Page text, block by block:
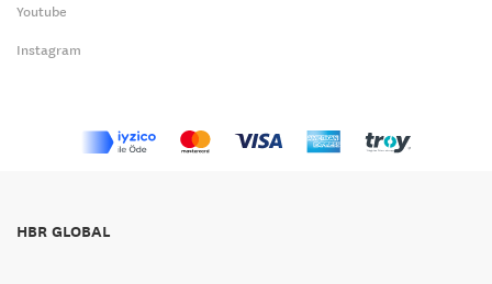
Youtube
Instagram
HBR GLOBAL